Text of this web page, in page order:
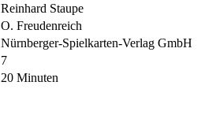
Reinhard Staupe
O. Freudenreich
Nürnberger-Spielkarten-Verlag GmbH
7
20 Minuten